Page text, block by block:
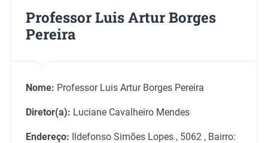
Professor Luis Artur Borges
Pereira
Nome: Professor Luis Artur Borges Pereira
Diretor(a): Luciane Cavalheiro Mendes
Endereço: Ildefonso Simões Lopes , 5062 , Bairro: